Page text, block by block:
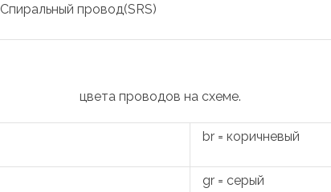
Спиральный провод(SRS)
цвета проводов на схеме.
br = коричневый
gr = серый